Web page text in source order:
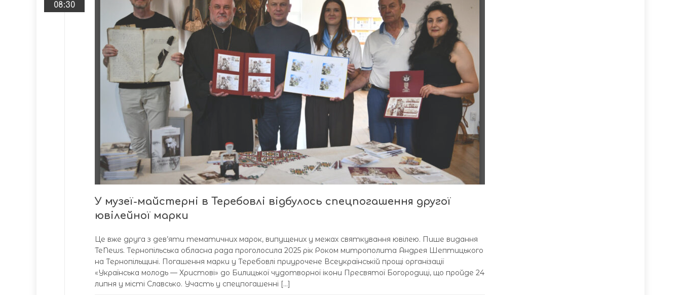
08:30
У музеї-майстерні в Теребовлі відбулось спецпогашення другої
ювілейної марки
Це вже друга з дев’яти тематичних марок, випущених у межах святкування ювілею. Пише видання
TeNews. Тернопільська обласна рада проголосила 2025 рік Роком митрополита Андрея Шептицького
на Тернопільщині. Погашення марки у Теребовлі приурочене Всеукраїнській прощі організації
«Українська молодь — Христові» до Билицької чудотворної ікони Пресвятої Богородиці, що пройде 24
липня у місті Славсько. Участь у спецпогашенні […]